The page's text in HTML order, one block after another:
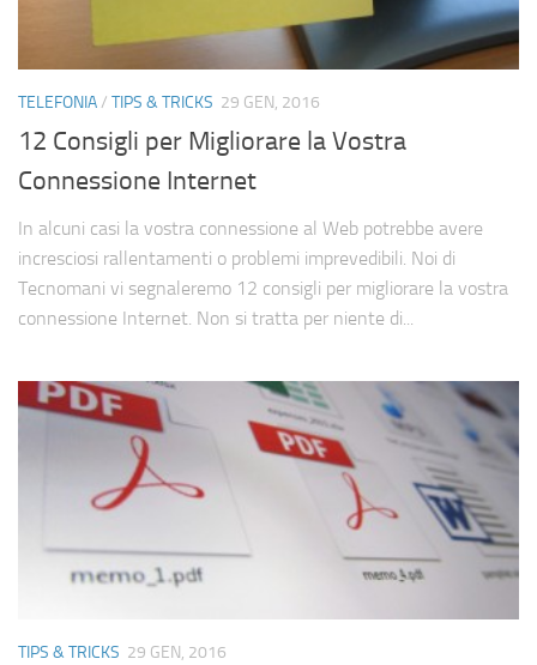
TELEFONIA/ TIPS & TRICKS 29 GEN, 2016
12 Consigli per Migliorare la Vostra
Connessione Internet
In alcuni casi la vostra connessione al Web potrebbe avere
incresciosi rallentamenti o problemi imprevedibili. Noi di
Tecnomani vi segnaleremo 12 consigli per migliorare la vostra
connessione Internet. Non si tratta per niente di...
TIPS & TRICKS 29 GEN, 2016